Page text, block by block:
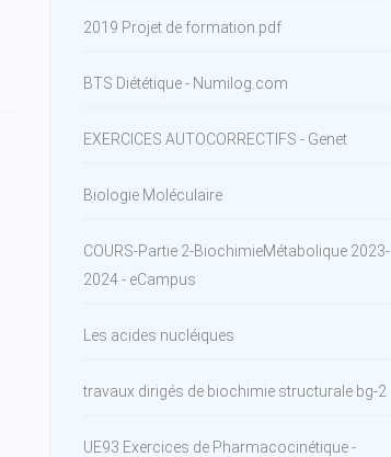
2019 Projet de formation.pdf
BTS Diététique - Numilog.com
EXERCICES AUTOCORRECTIFS - Genet
Biologie Moléculaire
COURS-Partie 2-BiochimieMétabolique 2023-
2024 - eCampus
Les acides nucléiques
travaux dirigés de biochimie structurale bg-2
UE93 Exercices de Pharmacocinétique -